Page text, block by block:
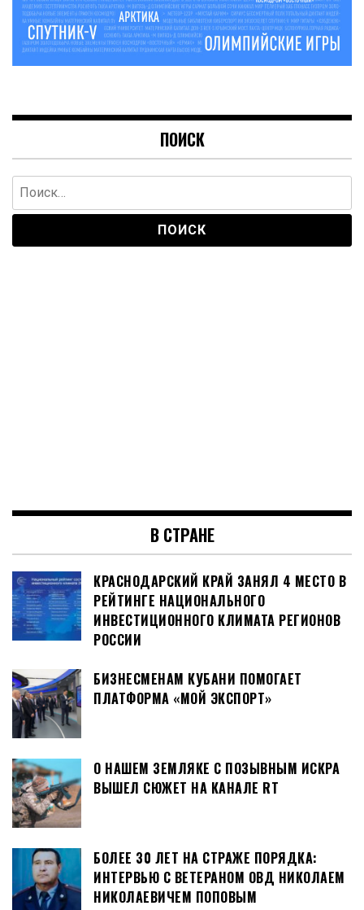
ПОИСК
Найти:
В СТРАНЕ
КРАСНОДАРСКИЙ КРАЙ ЗАНЯЛ 4 МЕСТО В
РЕЙТИНГЕ НАЦИОНАЛЬНОГО
ИНВЕСТИЦИОННОГО КЛИМАТА РЕГИОНОВ
РОССИИ
БИЗНЕСМЕНАМ КУБАНИ ПОМОГАЕТ
ПЛАТФОРМА «МОЙ ЭКСПОРТ»
О НАШЕМ ЗЕМЛЯКЕ С ПОЗЫВНЫМ ИСКРА
ВЫШЕЛ СЮЖЕТ НА КАНАЛЕ RT
БОЛЕЕ 30 ЛЕТ НА СТРАЖЕ ПОРЯДКА:
ИНТЕРВЬЮ С ВЕТЕРАНОМ ОВД НИКОЛАЕМ
НИКОЛАЕВИЧЕМ ПОПОВЫМ